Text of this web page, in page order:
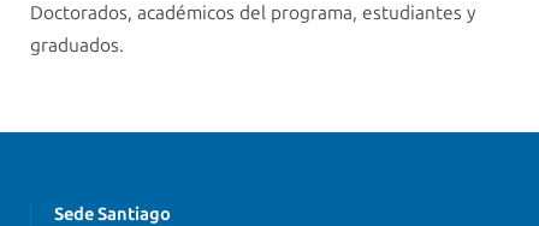
Doctorados, académicos del programa, estudiantes y
graduados.
Sede Santiago